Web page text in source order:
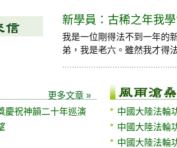
新學員：古稀之年我
我是一位剛得法不到一年的
弟，我是老六。雖然我才得
更多文章 »
慶祝神韻二十年巡演
中國大陸法輪
中國大陸法輪
中國大陸法輪